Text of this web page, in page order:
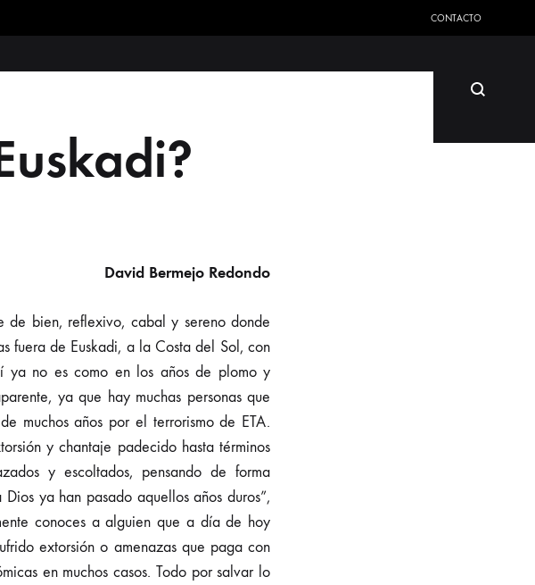
CONTACTO
Search
David Bermejo Redondo
de bien, reflexivo, cabal y sereno donde
fuera de Euskadi, a la Costa del Sol, con
ya no es como en los años de plomo y
ya que hay muchas personas que
muchos años por el terrorismo de ETA.
y chantaje padecido hasta términos
y escoltados, pensando de forma
ya han pasado aquellos años duros”,
conoces a alguien que a día de hoy
extorsión o amenazas que paga con
en muchos casos. Todo por salvar lo